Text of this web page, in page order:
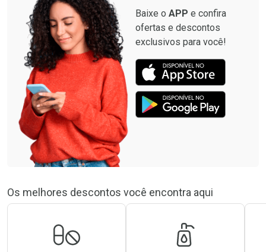
Baixe o APP e confira
ofertas e descontos
exclusivos para você!
Os melhores descontos você encontra aqui